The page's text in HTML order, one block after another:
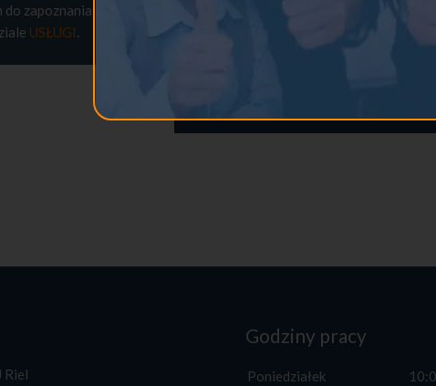
zapoznania się z pełną
USŁUGI.
Riel
Godziny pracy
Poniedziałek